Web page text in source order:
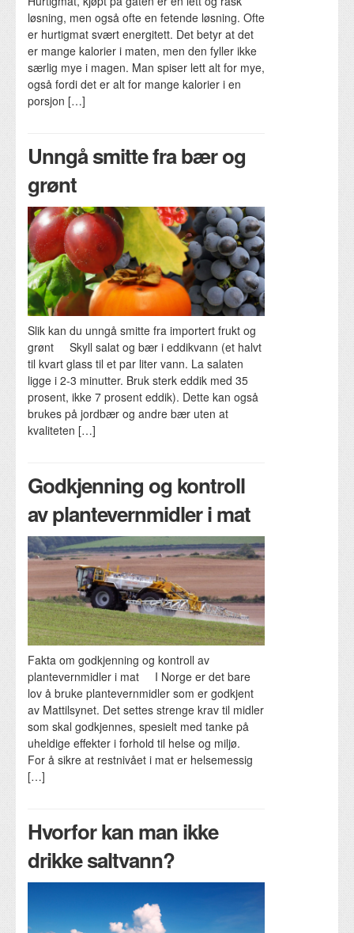
løsning, men også ofte en fetende løsning. Ofte
er hurtigmat svært energitett. Det betyr at det
er mange kalorier i maten, men den fyller ikke
særlig mye i magen. Man spiser lett alt for mye,
også fordi det er alt for mange kalorier i en
porsjon […]
Unngå smitte fra bær og
grønt
Slik kan du unngå smitte fra importert frukt og
grønt Skyll salat og bær i eddikvann (et halvt
til kvart glass til et par liter vann. La salaten
ligge i 2-3 minutter. Bruk sterk eddik med 35
prosent, ikke 7 prosent eddik). Dette kan også
brukes på jordbær og andre bær uten at
kvaliteten […]
Godkjenning og kontroll
av plantevernmidler i mat
Fakta om godkjenning og kontroll av
plantevernmidler i mat I Norge er det bare
lov å bruke plantevernmidler som er godkjent
av Mattilsynet. Det settes strenge krav til midler
som skal godkjennes, spesielt med tanke på
uheldige effekter i forhold til helse og miljø.
For å sikre at restnivået i mat er helsemessig
[…]
Hvorfor kan man ikke
drikke saltvann?